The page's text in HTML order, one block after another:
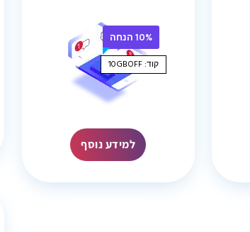
10% הנחה
קוד: 10GBOFF
למידע נוסף